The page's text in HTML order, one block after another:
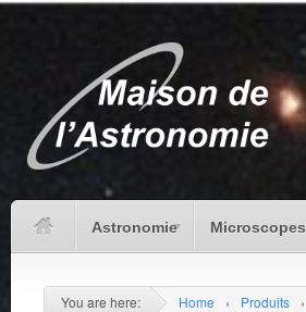
Astronomie
You are here: Home › Produits ›